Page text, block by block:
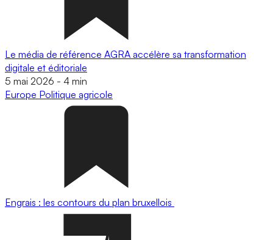
Le média de référence AGRA accélère sa transformation
digitale et éditoriale
5 mai 2026 - 4 min
Europe Politique agricole
Engrais : les contours du plan bruxellois